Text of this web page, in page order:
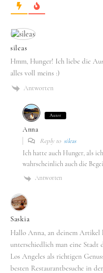
sileas
Hmm, Hunger! Ich liebe die
alles voll meins :)
Antworten
Autor
Anna
Reply to sileas
Ich hatte auch Hunger, als
wahrscheinlich auch die
Antworten
Saskia
Hallo Anna, an deinem Artikel
unterschiedlich man eine Stadt
Los Angeles als richtigen
besten Restaurantbesuche in